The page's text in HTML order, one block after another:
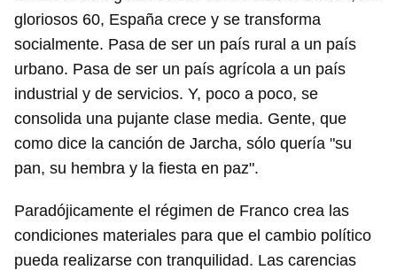
gloriosos 60, España crece y se transforma
socialmente. Pasa de ser un país rural a un país
urbano. Pasa de ser un país agrícola a un país
industrial y de servicios. Y, poco a poco, se
consolida una pujante clase media. Gente, que
como dice la canción de Jarcha, sólo quería "su
pan, su hembra y la fiesta en paz".
Paradójicamente el régimen de Franco crea las
condiciones materiales para que el cambio político
pueda realizarse con tranquilidad. Las carencias